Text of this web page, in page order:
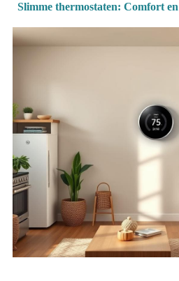
Slimme thermostaten: Comfort